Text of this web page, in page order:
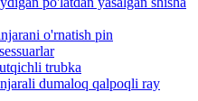
o'rnatish pin
trubka
dumaloq qalpoqli ray